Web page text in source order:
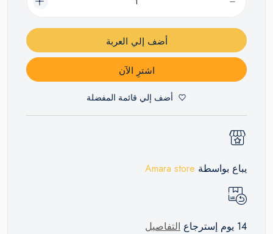
أضف إلي العربة
اشترِ الآن
أضف إلي قائمة المفضلة
يباع بواسطة Amara store
14 يوم إسترجاع التفاصيل